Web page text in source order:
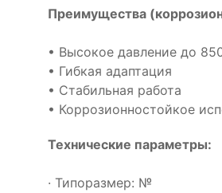
Преимущества
• Высокое давление до
• Гибкая адаптация
• Стабильная работа
• Коррозионностойкое
Технические параметры:
· Типоразмер: №